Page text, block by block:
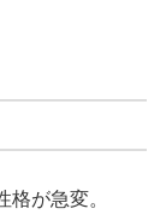
が急変。